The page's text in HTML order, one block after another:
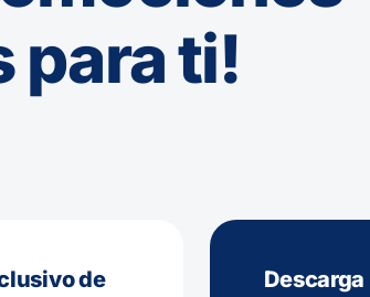
para ti!
de
Descarga